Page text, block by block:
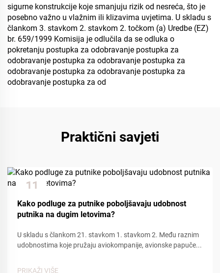
sigurne konstrukcije koje smanjuju rizik od nesreća, što je
posebno važno u vlažnim ili klizavima uvjetima. U skladu s
člankom 3. stavkom 2. stavkom 2. točkom (a) Uredbe (EZ)
br. 659/1999 Komisija je odlučila da se odluka o
pokretanju postupka za odobravanje postupka za
odobravanje postupka za odobravanje postupka za
odobravanje postupka za odobravanje postupka za
odobravanje postupka za od
Praktični savjeti
11
Dec
Kako podluge za putnike poboljšavaju udobnost
putnika na dugim letovima?
U skladu s člankom 21. stavkom 1. stavkom 2. Među raznim
udobnostima koje pružaju aviokompanije, avionske papuče...
PRIKAŽI VIŠE